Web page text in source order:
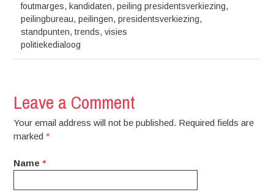
foutmarges,kandidaten,peiling presidentsverkiezing,
peilingbureau,peilingen,presidentsverkiezing,
standpunten,trends,visies
politiekedialoog
Leave a Comment
Your email address will not be published. Required fields are
marked*
Name *